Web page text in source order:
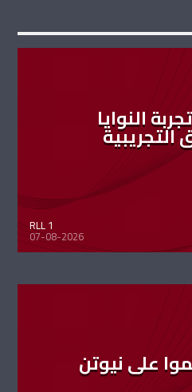
النوايا
التجريبية
RLL 1
07-08-2026
على نيوتن